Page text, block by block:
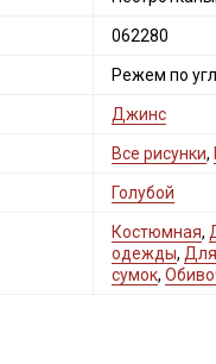
062280
Режем по
Джинс
Все рисунки,
Голубой
Костюмная,
одежды,
сумок,